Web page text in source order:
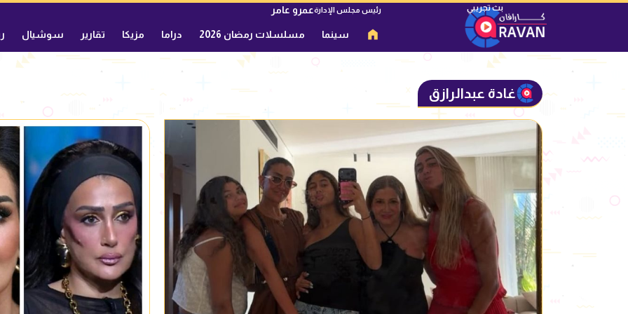
رئيس مجلس الإدارةعمرو عامر
سينما مسلسلات رمضان 2026 دراما مزيكا تقارير سوشيال
غادة عبدالرازق